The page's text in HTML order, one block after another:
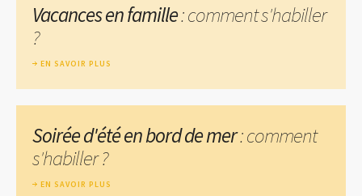
Vacances en famille: comment s'habiller
?
EN SAVOIR PLUS
Soirée d'été en bord de mer: comment
s'habiller ?
EN SAVOIR PLUS